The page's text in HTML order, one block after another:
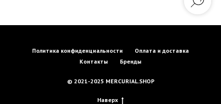
Политика конфиденциальности
Оплата и доставка
Контакты
Бренды
© 2021-2025 MERCURIAL.SHOP
Наверх